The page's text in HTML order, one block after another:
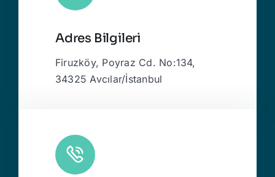
Adres Bilgileri
Firuzköy, Poyraz Cd. No:134,
34325 Avcılar/İstanbul